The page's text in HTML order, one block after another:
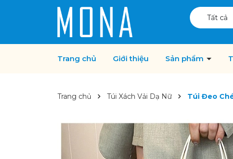
Tất cả
Trang chủ Giới thiệu Sản phẩm
Trang chủ Túi Xách Vải Dạ Nữ Túi Đeo